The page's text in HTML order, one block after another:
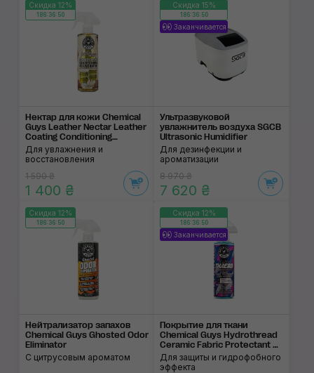
Скидка 12%
186:36:50
Нектар для кожи Chemical
Guys Leather Nectar Leather
Coating Conditioning
Rejuvenator
Для увлажнения и
восстановления
1 590 ₴
1 400 ₴
Скидка 15%
186:36:50
Заканчивается
Ультразвуковой
увлажнитель воздуха SGCB
Ultrasonic Humidifier
Для дезинфекции и
ароматизации
8 970 ₴
7 620 ₴
Скидка 12%
186:36:50
Нейтрализатор запа­хов
Chemical Guys Ghosted Odor
Eliminator
С цитрусовым ароматом
Скидка 12%
186:36:50
Заканчивается
Покрытие для ткани
Chemical Guys Hydrothread
Ceramic Fabric Protectant &
Stain Repellent
Для защиты и гидрофобного
эффекта